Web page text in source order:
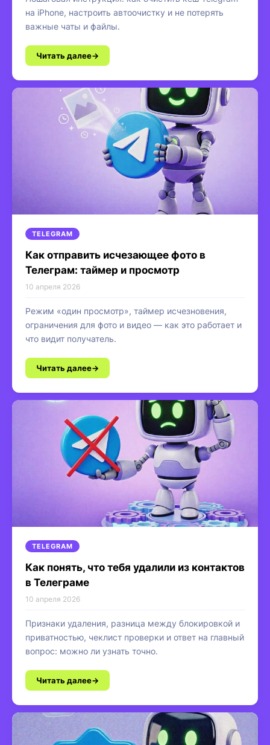
на iPhone, настроить автоочистку и не потерять
важные чаты и файлы.
Читать далее
TELEGRAM
Как отправить исчезающее фото в
Телеграм: таймер и просмотр
10 апреля 2026
Режим «один просмотр», таймер исчезновения,
ограничения для фото и видео — как это работает и
что видит получатель.
Читать далее
TELEGRAM
Как понять, что тебя удалили из контактов
в Телеграме
10 апреля 2026
Признаки удаления, разница между блокировкой и
приватностью, чеклист проверки и ответ на главный
вопрос: можно ли узнать точно.
Читать далее